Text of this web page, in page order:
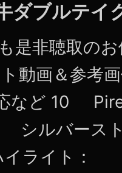
ダブルテイ
是非聴取の
動画＆参考
など 10
ルバース
ライト：